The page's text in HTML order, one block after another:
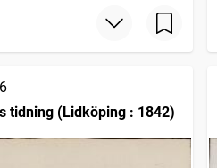
tidning (Lidköping : 1842)